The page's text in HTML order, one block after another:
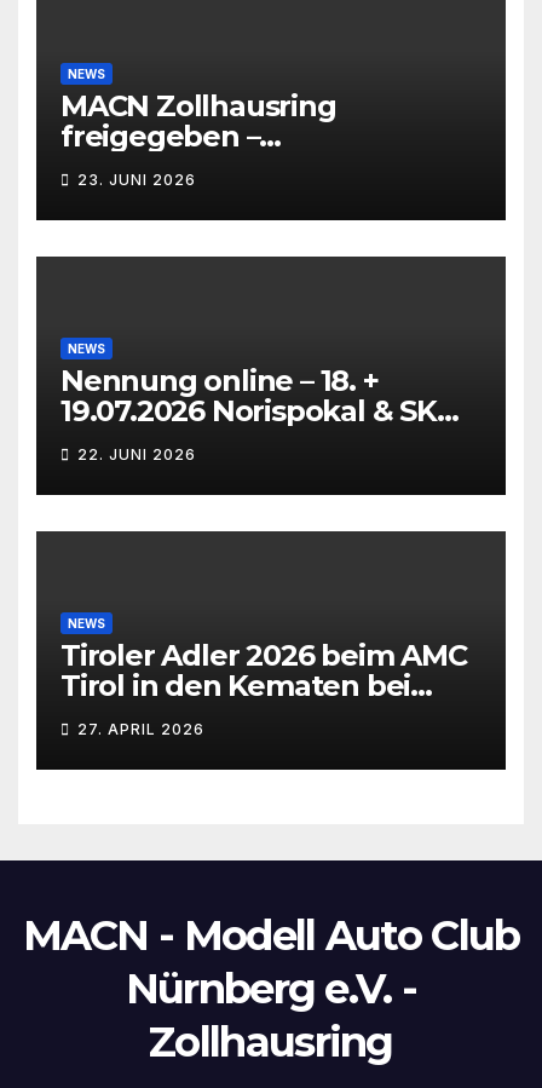
NEWS
MACN Zollhausring
freigegeben –
Eichenpräzissionsspinner
Befall beseitigt –
23. JUNI 2026
NEWS
Nennung online – 18. +
19.07.2026 Norispokal & SK
Lauf VG + EG
22. JUNI 2026
NEWS
Tiroler Adler 2026 beim AMC
Tirol in den Kematen bei
Innsbruck
27. APRIL 2026
MACN - Modell Auto Club
Nürnberg e.V. -
Zollhausring